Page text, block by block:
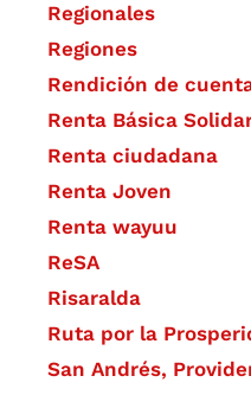
Regionales
Regiones
Rendición de
Renta Básica
Renta ciudadana
Renta Joven
Renta wayuu
ReSA
Risaralda
Ruta por la
San Andrés,